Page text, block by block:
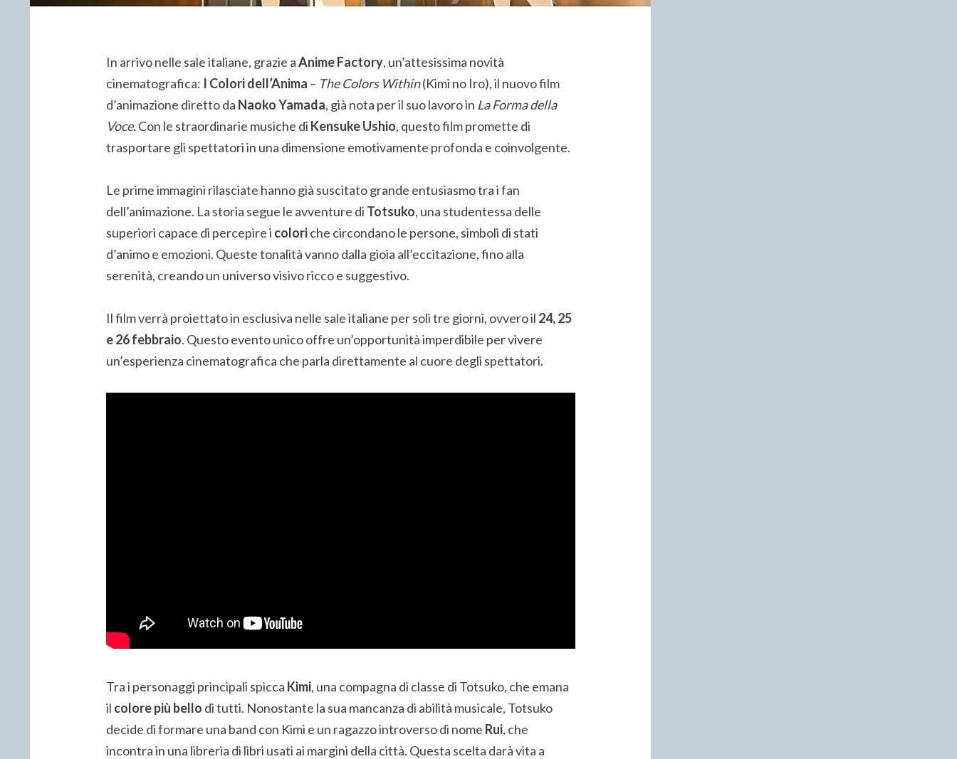
In arrivo nelle sale italiane, grazie aAnime Factory, un’attesissima novità
cinematografica: I Colori dell’Anima – The Colors Within(Kimi no Iro), il nuovo film
d’animazione diretto da Naoko Yamada, già nota per il suo lavoro in La Forma della
Voce. Con le straordinarie musiche di Kensuke Ushio, questo film promette di
trasportare gli spettatori in una dimensione emotivamente profonda e coinvolgente.
Le prime immagini rilasciate hanno già suscitato grande entusiasmo tra i fan
dell’animazione. La storia segue le avventure di Totsuko, una studentessa delle
superiori capace di percepire i coloriche circondano le persone, simboli di stati
d’animo e emozioni. Queste tonalità vanno dalla gioia all’eccitazione, fino alla
serenità, creando un universo visivo ricco e suggestivo.
Il film verrà proiettato in esclusiva nelle sale italiane per soli tre giorni, ovvero il 24, 25
e 26 febbraio. Questo evento unico offre un’opportunità imperdibile per vivere
un’esperienza cinematografica che parla direttamente al cuore degli spettatori.
Tra i personaggi principali spicca Kimi, una compagna di classe di Totsuko, che emana
il colore più bello di tutti. Nonostante la sua mancanza di abilità musicale, Totsuko
decide di formare una band con Kimi e un ragazzo introverso di nome Rui, che
incontra in una libreria di libri usati ai margini della città. Questa scelta darà vita a